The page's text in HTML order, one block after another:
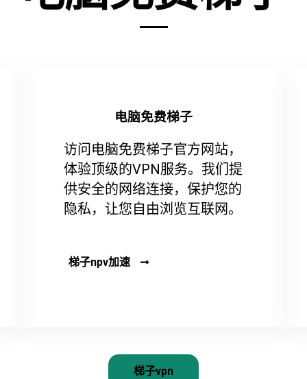
电脑免费梯子
访问电脑免费梯子官方网站，
体验顶级的VPN服务。我们提
供安全的网络连接，保护您的
隐私，让您自由浏览互联网。
梯子npv加速
梯子vpn